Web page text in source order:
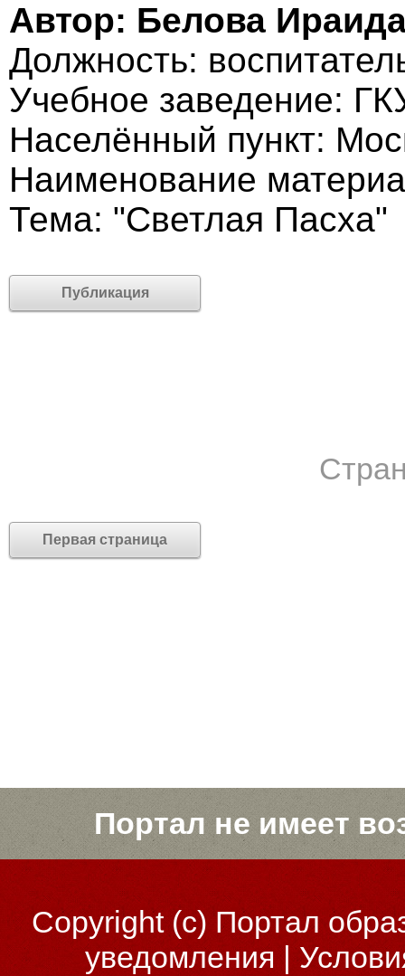
Автор: Белова
Должность:
Учебное заведение:
Населённый пункт:
Наименование
Тема: "Светлая Пасха"
Публикация
Первая страница
Портал не имеет
Copyright (c)Портал
уведомления |